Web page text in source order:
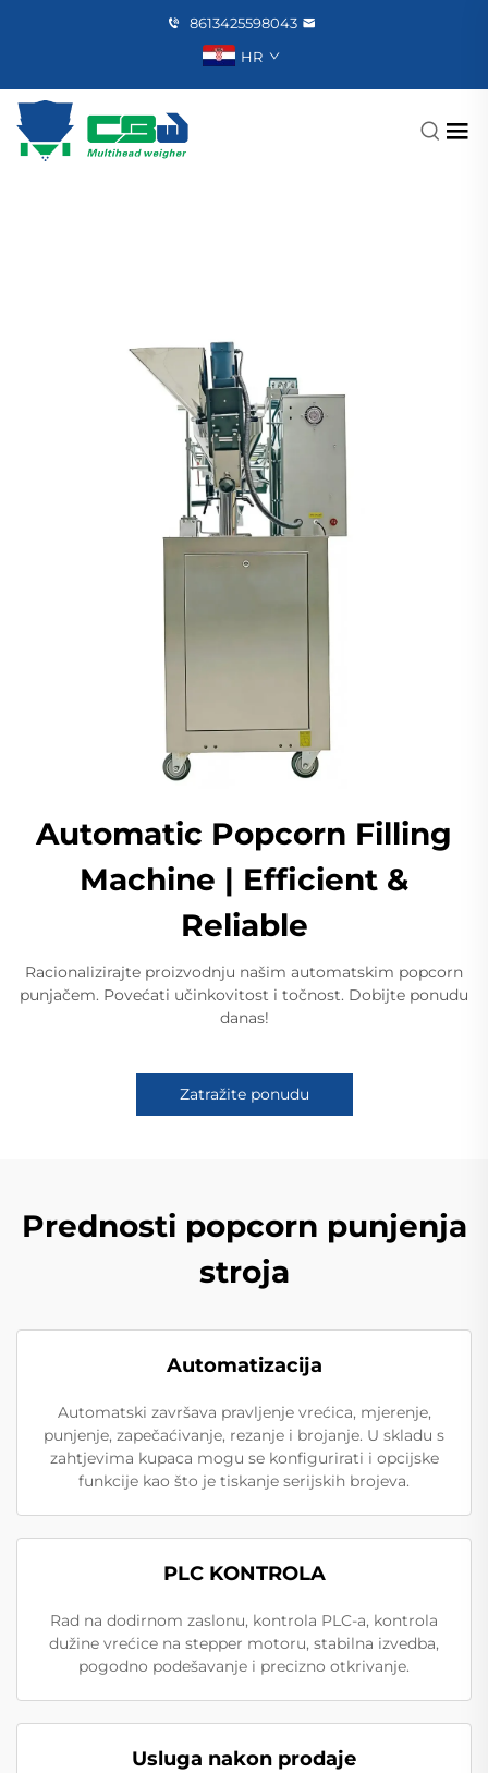
8613425598043
HR
Automatic Popcorn Filling
Machine | Efficient &
Reliable
Racionalizirajte proizvodnju našim automatskim popcorn
punjačem. Povećati učinkovitost i točnost. Dobijte ponudu
danas!
Zatražite ponudu
Prednosti popcorn punjenja
stroja
Automatizacija
Automatski završava pravljenje vrećica, mjerenje,
punjenje, zapečaćivanje, rezanje i brojanje. U skladu s
zahtjevima kupaca mogu se konfigurirati i opcijske
funkcije kao što je tiskanje serijskih brojeva.
PLC KONTROLA
Rad na dodirnom zaslonu, kontrola PLC-a, kontrola
dužine vrećice na stepper motoru, stabilna izvedba,
pogodno podešavanje i precizno otkrivanje.
Usluga nakon prodaje